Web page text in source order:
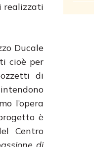
realizzati
Ducale
cioè per
di
l’opera
è
Centro
di